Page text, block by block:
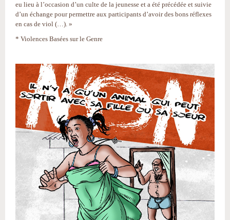
eu lieu à l’occasion d’un culte de la jeunesse et a été précédée et suivie
d’un échange pour permettre aux participants d’avoir des bons réflexes
en cas de viol (…). »
* Violences Basées sur le Genre